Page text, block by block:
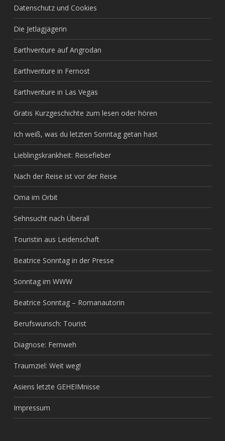
Datenschutz und Cookies
Die Jetlagjägerin
Earthventure auf Angrodan
Earthventure in Fernost
Earthventure in Las Vegas
Gratis Kurzgeschichte zum lesen oder hören
Ich weiß, was du letzten Sonntag getan hast
Lieblingskrankheit: Reisefieber
Nach der Reise ist vor der Reise
Oma im Orbit
Sehnsucht nach Überall
Touristin aus Leidenschaft
Beatrice Sonntag in der Presse
Sonntag im WWW
Beatrice Sonntag – Romanautorin
Berufswunsch: Tourist
Diagnose: Fernweh
Traumziel: Weit weg!
Asiens letzte GEHEIMnisse
Impressum